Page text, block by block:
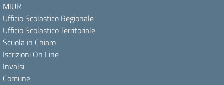
MIUR
Ufficio Scolastico Regionale
Ufficio Scolastico Territoriale
Scuola in Chiaro
Iscrizioni On Line
Invalsi
Comune